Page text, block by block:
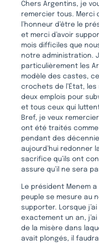
Chers Argentins, je
remercier tous. Merci
l’honneur d’être le
et merci d’avoir
mois difficiles que
notre administration.
particulièrement les
modèle des castes,
crochets de l’État,
deux emplois pour
et tous ceux qui
Bref, je veux
ont été traités
pendant des
aujourd’hui redonner
sacrifice qu’ils ont
assure qu’il ne sera
Le président Menem
peuple se mesure au
supporter. Lorsque
exactement un an,
de la misère dans
avait plongés, il